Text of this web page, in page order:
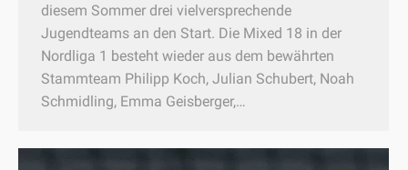
diesem Sommer drei vielversprechende
Jugendteams an den Start. Die Mixed 18 in der
Nordliga 1 besteht wieder aus dem bewährten
Stammteam Philipp Koch, Julian Schubert, Noah
Schmidling, Emma Geisberger,…